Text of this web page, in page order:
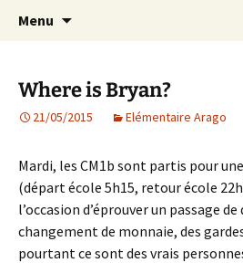
AIP Paris 14 –
Indépendante
d'élèves depuis
Agit – s'Investit –
enfants du secteur
Menu
Where is Bryan?
21/05/2015 Elémentaire Arago
Mardi, les CM1b sont partis pour
(départ école 5h15, retour école
l’occasion d’éprouver un passage de
changement de monnaie, des
pourtant ce sont des vrais